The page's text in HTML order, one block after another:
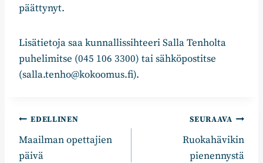
päättynyt.
Lisätietoja saa kunnallissihteeri Salla Tenholta
puhelimitse (045 106 3300) tai sähköpostitse
(salla.tenho@kokoomus.fi).
Artikkelien
selaus
EDELLINEN
Maailman opettajien
päivä
SEURAAVA
Ruokahävikin
pienennystä